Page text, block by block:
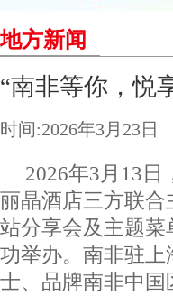
地方新闻
“南非等你，悦
时间:2026年3月23日
2026年3月13
丽晶酒店三方联合
站分享会及主题菜
功举办。南非驻
士、品牌南非中国